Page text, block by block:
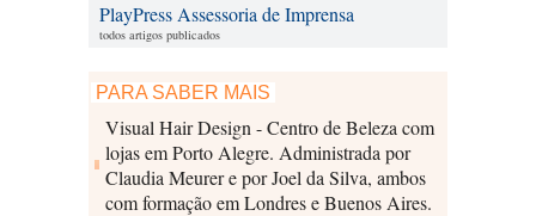
PlayPress Assessoria de Imprensa
todos artigos publicados
PARA SABER MAIS
Visual Hair Design - Centro de Beleza com
lojas em Porto Alegre. Administrada por
Claudia Meurer e por Joel da Silva, ambos
com formação em Londres e Buenos Aires.